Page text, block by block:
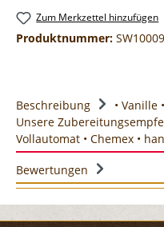
Zum Merkzettel hinzufügen
Produktnummer:
Beschreibung
• Vanille
Unsere
Vollautomat • Chemex •
Bewertungen